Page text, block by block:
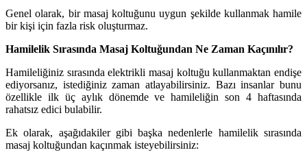
Genel olarak, bir masaj koltuğunu uygun şekilde kullanmak hamile
bir kişi için fazla risk oluşturmaz.
Hamilelik Sırasında Masaj Koltuğundan Ne Zaman Kaçınılır?
Hamileliğiniz sırasında elektrikli masaj koltuğu kullanmaktan endişe
ediyorsanız, istediğiniz zaman atlayabilirsiniz. Bazı insanlar bunu
özellikle ilk üç aylık dönemde ve hamileliğin son 4 haftasında
rahatsız edici bulabilir.
Ek olarak, aşağıdakiler gibi başka nedenlerle hamilelik sırasında
masaj koltuğundan kaçınmak isteyebilirsiniz: